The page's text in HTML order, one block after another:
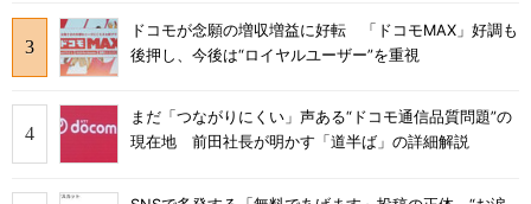
ドコモが念願の増収増益に好転 「ドコモMAX」好調も
後押し、今後は“ロイヤルユーザー”を重視
まだ「つながりにくい」声ある“ドコモ通信品質問題”の
現在地 前田社長が明かす「道半ば」の詳細解説